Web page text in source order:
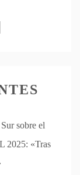
sobre el
2025: «Tras